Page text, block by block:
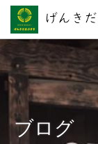
ブログ